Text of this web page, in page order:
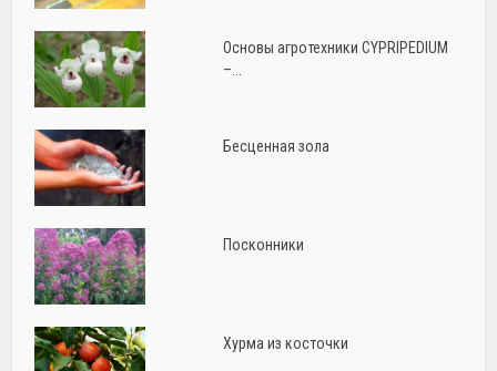
Основы агротехники CYPRIPEDIUM
–...
Бесценная зола
Посконники
Хурма из косточки